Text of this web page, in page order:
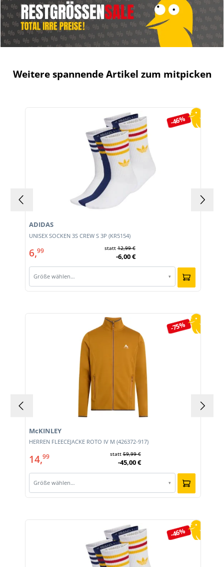
Weitere spannende Artikel zum mitpicken
-46%
UNISEX SOCKEN 3S CREW S 3P (KR5154)
ADIDAS
6,99 statt12,99 €
-6,00 €
Größe wählen… ▾
Produktgalerie überspringen
-75%
HERREN FLEECEJACKE ROTO IV M (426372-917)
McKINLEY
14,99 statt59,99 €
-45,00 €
Größe wählen… ▾
-46%